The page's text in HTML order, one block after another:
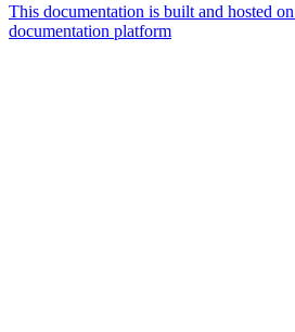
This documentation is built and hosted
documentation platform